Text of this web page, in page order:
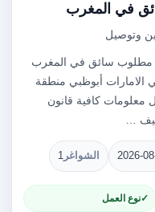
في المغرب
وتوصيل
سائق في المغرب
أبوظبي منطقة
معلومات كافية قانون
…
2026- الشواغر 1
نوع العمل